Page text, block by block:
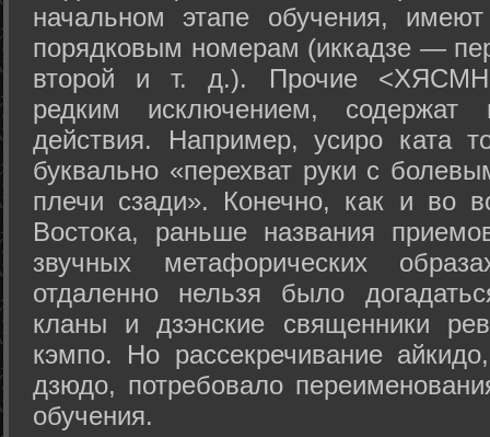
начальном этапе обучения,
порядковым номерам (иккадзе —
второй и т. д.). Прочие
редким исключением, содержат
действия. Например, усиро ката
буквально «перехват руки с
плечи сзади». Конечно, как и во
Востока, раньше названия
звучных метафорических
отдаленно нельзя было
кланы и дзэнские священники
кэмпо. Но рассекречивание
дзюдо, потребовало
обучения.